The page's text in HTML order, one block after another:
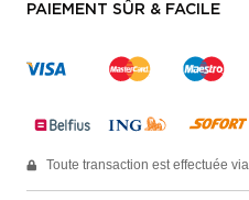
PAIEMENT SÛR & FACILE
Toute transaction est effectuée